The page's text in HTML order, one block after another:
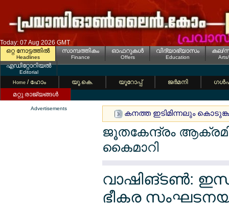
Today: 07 Aug 2026 GMT
ഒറ്റ നോട്ടത്തില്‍
Headlines
സാമ്പത്തികം
Finance
ഓഫറുകള്‍
Offers
വിദ്യാഭ്യാസം
Education
കല/
എഡിറ്റോറിയല്‍
Editorial
Home / ഹോം യൂ.കെ. യൂറോപ്പ് ജര്‍മനി
മറ്റു രാജ്യങ്ങള്‍
Advertisements
കനത്ത ഇടിമിന്നലും
ജൂതകേന്ദ്രം
കൈമാറി
വാഷിങ്ടണ്‍:
ഭീകര